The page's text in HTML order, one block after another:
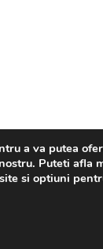
a va putea
Puteti afla
si optiuni